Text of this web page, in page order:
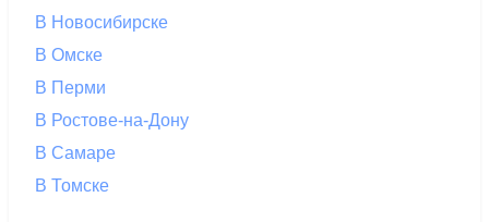
В Новосибирске
В Омске
В Перми
В Ростове-на-Дону
В Самаре
В Томске